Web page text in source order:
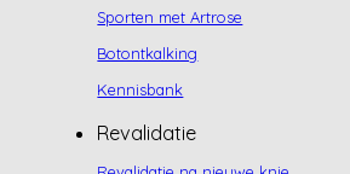
Sporten met Artrose
Botontkalking
Kennisbank
Revalidatie